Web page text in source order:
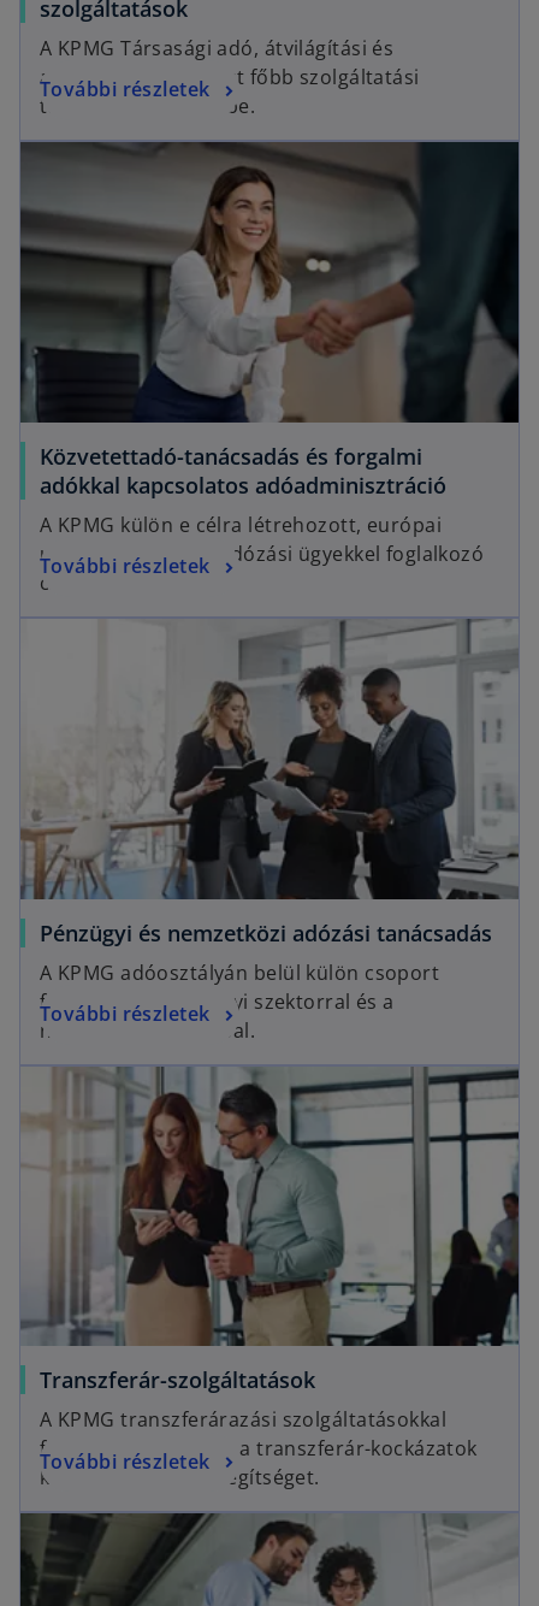
szolgáltatások
A KPMG Társasági adó, átvilágítási és
adóvizsgálati csoport főbb szolgáltatási
területeit mutatjuk be.
További részletek
Közvetettadó-tanácsadás és forgalmi
adókkal kapcsolatos adóadminisztráció
A KPMG külön e célra létrehozott, európai
uniós és közvetett adózási ügyekkel foglalkozó
csoportja.
További részletek
Pénzügyi és nemzetközi adózási tanácsadás
A KPMG adóosztályán belül külön csoport
foglalkozik a pénzügyi szektorral és a
nemzetközi adózással.
További részletek
Transzferár-szolgáltatások
A KPMG transzferárazási szolgáltatásokkal
foglalkozó csoportja a transzferár-kockázatok
kezelésében nyújt segítséget.
További részletek